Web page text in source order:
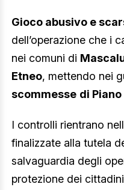
Gioco abusivo e
dell’operazione che i
nei comuni di
Etneo, mettendo nei
scommesse di
I controlli rientrano
finalizzate alla tutela
salvaguardia degli
protezione dei